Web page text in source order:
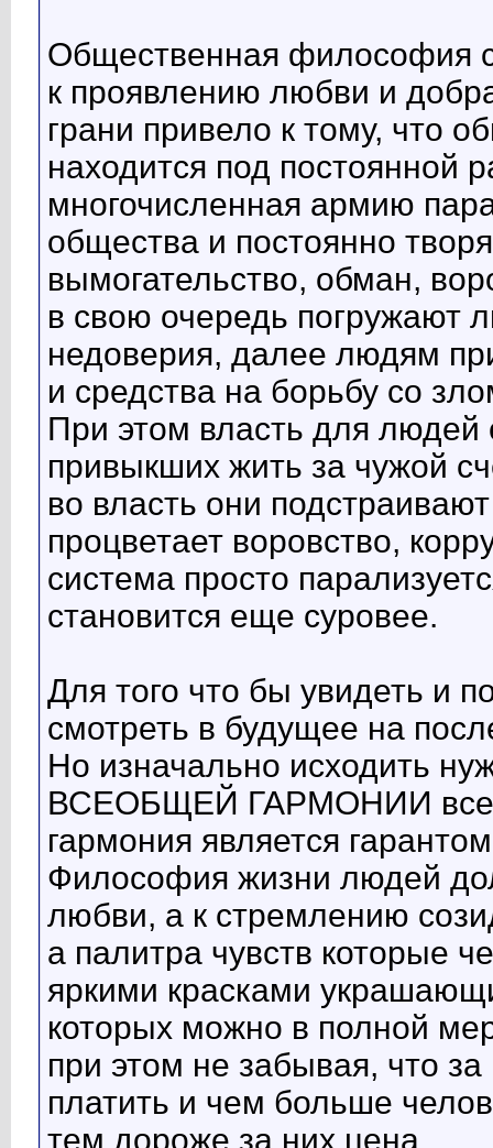
Общественная философия
к проявлению любви и
грани привело к тому, что
находится под постоянной
многочисленная армию
общества и постоянно
вымогательство, обман,
в свою очередь погружают
недоверия, далее людям
и средства на борьбу со
При этом власть для
привыкших жить за чужой
во власть они
процветает воровство,
система просто
становится еще суровее.
Для того что бы увидеть и
смотреть в будущее на
Но изначально исходить
ВСЕОБЩЕЙ ГАРМОНИИ
гармония является
Философия жизни людей
любви, а к стремлению
а палитра чувств которые
яркими красками
которых можно в полной
при этом не забывая, что
платить и чем больше
тем дороже за них цена.